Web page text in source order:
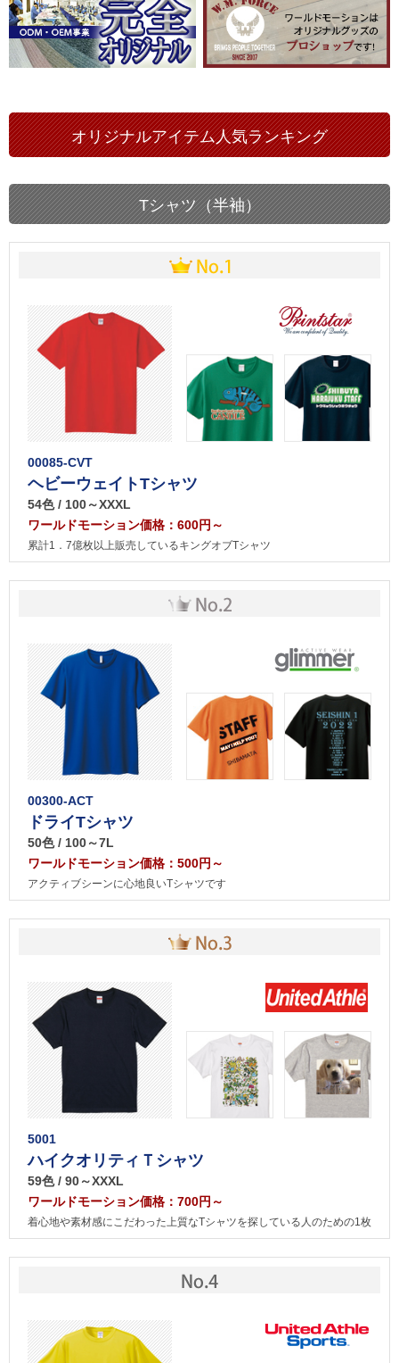
オリジナルアイテム人気ランキング
Tシャツ（半袖）
00085-CVT
ヘビーウェイトTシャツ
54色 / 100～XXXL
ワールドモーション価格：600円～
累計1．7億枚以上販売しているキングオブTシャツ
00300-ACT
ドライTシャツ
50色 / 100～7L
ワールドモーション価格：500円～
アクティブシーンに心地良いTシャツです
5001
ハイクオリティＴシャツ
59色 / 90～XXXL
ワールドモーション価格：700円～
着心地や素材感にこだわった上質なTシャツを探している人のための1枚